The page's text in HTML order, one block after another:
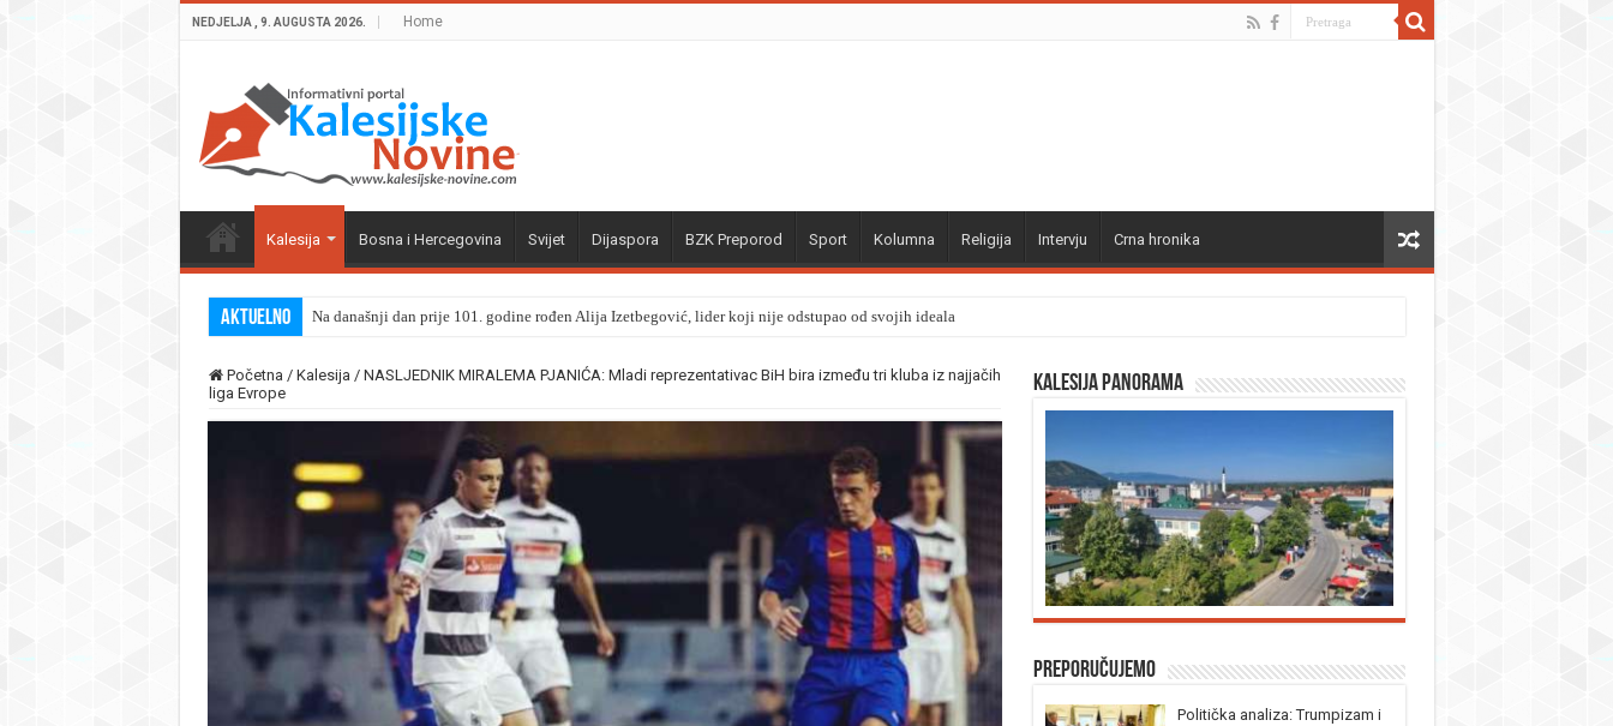
NEDJELJA , 9. AUGUSTA 2026. Home
Kalesija Bosna i Hercegovina Svijet Dijaspora BZK Preporod Sport Kolumna Religija Intervju Crna hronika
Aktuelno Na današnji dan prije 101. godine rođen Alija Izetbegović, lider koji nije odstupao od svojih ideala
Početna / Kalesija / NASLJEDNIK MIRALEMA PJANIĆA: Mladi reprezentativac BiH bira između tri kluba iz najjačih
liga Evrope
Kalesija panorama
Preporučujemo
Politička analiza: Trumpizam i